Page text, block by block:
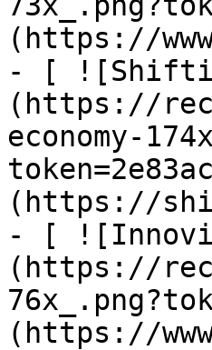
(https://
- [
(https://
economy-
(https://
- [
(https://
(https://